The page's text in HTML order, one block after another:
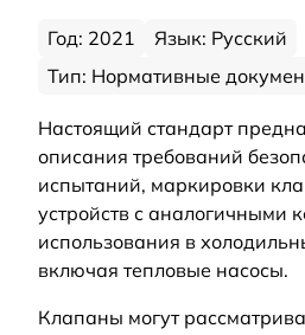
Год: 2021
Язык: Русский
Тип: Нормативные
Настоящий стандарт
описания требований
испытаний, маркировки
устройств с аналогичными
использования в
включая тепловые насосы.
Клапаны могут